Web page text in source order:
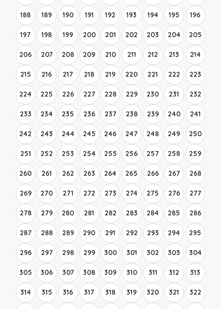
188 189 190 191 192 193 194 195 196
197 198 199 200 201 202 203 204 205
206 207 208 209 210 211 212 213 214
215 216 217 218 219 220 221 222 223
224 225 226 227 228 229 230 231 232
233 234 235 236 237 238 239 240 241
242 243 244 245 246 247 248 249 250
251 252 253 254 255 256 257 258 259
260 261 262 263 264 265 266 267 268
269 270 271 272 273 274 275 276 277
278 279 280 281 282 283 284 285 286
287 288 289 290 291 292 293 294 295
296 297 298 299 300 301 302 303 304
305 306 307 308 309 310 311 312 313
314 315 316 317 318 319 320 321 322